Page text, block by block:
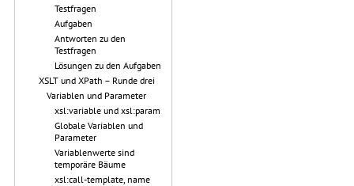
Testfragen
Aufgaben
Antworten zu den
Testfragen
Lösungen zu den Aufgaben
XSLT und XPath – Runde drei
Variablen und Parameter
xsl:variable und xsl:param
Globale Variablen und
Parameter
Variablenwerte sind
temporäre Bäume
xsl:call-template, name